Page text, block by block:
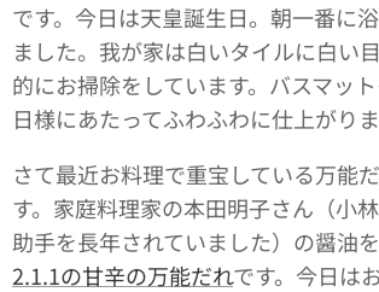
です。今日は天皇誕生日。朝一番に
ました。我が家は白いタイルに白い
的にお掃除をしています。バスマッ
日様にあたってふわふわに仕上がりま
さて最近お料理で重宝している万能
す。家庭料理家の本田明子さん（小
助手を長年されていました）の醤油
2.1.1の甘辛の万能だれです。今日は